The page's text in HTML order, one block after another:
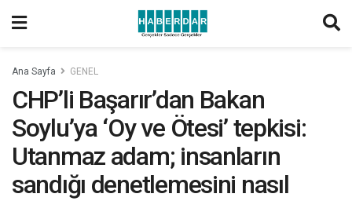
Ana Sayfa GENEL
CHP’li Başarır’dan Bakan
Soylu’ya ‘Oy ve Ötesi’ tepkisi:
Utanmaz adam; insanların
sandığı denetlemesini nasıl